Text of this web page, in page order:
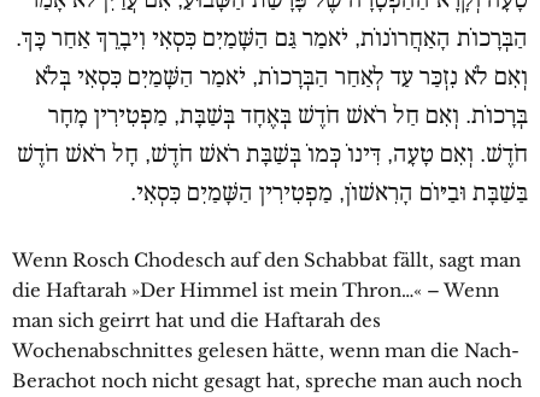
הַבְּרָכוֹת הָאַחֲרוֹנוֹת, יֹאמַר גַּם הַשָּׁמַיִם כִּסְאִי וִיבָרֵךְ אַחַר כָּךְ.
וְאִם לֹא נִזְכַּר עַד לְאַחַר הַבְּרָכוֹת, יֹאמַר הַשָּׁמַיִם כִּסְאִי בְּלֹא
בְּרָכוֹת. וְאִם חַל רֹאשׁ חֹדֶשׁ בְּאֶחָד בְּשַׁבָּת, מַפְטִירִין מָחָר
חֹדֶשׁ. וְאִם טָעָה, דִּינוֹ כְּמוֹ בְּשַׁבָּת רֹאשׁ חֹדֶשׁ, חָל רֹאשׁ חֹדֶשׁ
בַּשַׁבָּת וּבַיּוֹם הָרִאשׁוֹן, מַפְטִירִין הַשָּׁמַיִם כִּסְאִי.
Wenn Rosch Chodesch auf den Schabbat fällt, sagt man
die Haftarah »Der Himmel ist mein Thron…« – Wenn
man sich geirrt hat und die Haftarah des
Wochenabschnittes gelesen hätte, wenn man die Nach-
Berachot noch nicht gesagt hat, spreche man auch noch